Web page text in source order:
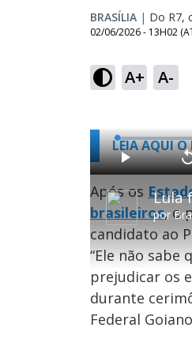
BRASÍLIA | Do R7,
02/06/2026 - 13H02
A+ A-
LEIA AQUI O
por
P
l
y
V
o
t
a
r
1
s
u
n
d
o
L
o
a
d
e
:
0
.
4
1
%
Após os
brasileiros, o
candidato ao
“Ele não
prejudicar os
durante
Federal